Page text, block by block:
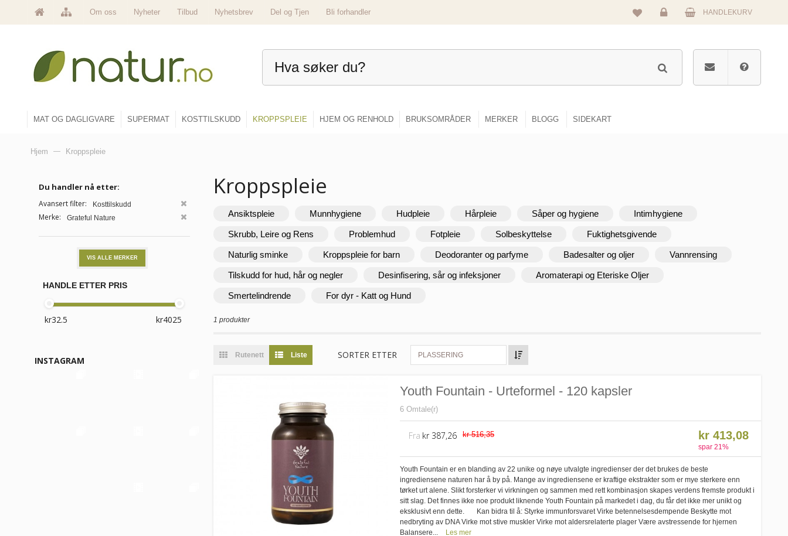
Om oss Nyheter Tilbud Nyhetsbrev Del og Tjen
Bli forhandler
Logg
HANDLEKURV
MAT OG DAGLIGVARE SUPERMAT KOSTTILSKUDD KROPPSPLEIE HJEM OG RENHOLD BRUKSOMRÅDER MERKER BLOGG SIDEKART
Hjem — Kroppspleie
Kroppspleie
Ansiktspleie Munnhygiene Hudpleie Hårpleie Såper og hygiene Intimhygiene
Skrubb, Leire og Rens Problemhud Fotpleie Solbeskyttelse Fuktighetsgivende
Naturlig sminke Kroppspleie for barn Deodoranter og parfyme Badesalter og oljer Vannrensing
Tilskudd for hud, hår og negler Desinfisering, sår og infeksjoner Aromaterapi og Eteriske Oljer
Smertelindrende For dyr - Katt og Hund
1 produkter
Rutenett Liste SORTER ETTER PLASSERING
Youth Fountain - Urteformel - 120 kapsler
6 Omtale(r)
kr 516,35 kr 413,08
spar 21%
Fra kr 387,26
Youth Fountain er en blanding av 22 unike og nøye utvalgte ingredienser der det brukes de beste
ingrediensene naturen har å by på. Mange av ingrediensene er kraftige ekstrakter som er mye sterkere enn
tørket urt alene. Slikt forsterker vi virkningen og sammen med rett kombinasjon skapes verdens fremste produkt i
sitt slag. Det finnes ikke noe produkt liknende Youth Fountain på markedet i dag, du får det ikke mer unikt og
eksklusivt enn dette. Kan bidra til å: Styrke immunforsvaret Virke betennelsesdempende Beskytte mot
nedbryting av DNA Virke mot stive muskler Virke mot aldersrelaterte plager Være avstressende for hjernen
Balansere...
Les mer
Du handler nå etter:
Avansert filter: Kosttilskudd
Merke: Grateful Nature
VIS ALLE MERKER
HANDLE ETTER PRIS
INSTAGRAM